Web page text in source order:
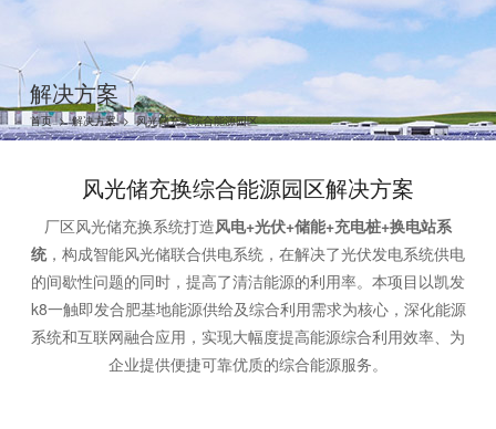
解决方案
首页 > 解决方案 > 风光储充换综合能源园区
风光储充换综合能源园区解决方案
厂区风光储充换系统打造风电+光伏+储能+充电桩+换电站系
统，构成智能风光储联合供电系统，在解决了光伏发电系统供电
的间歇性问题的同时，提高了清洁能源的利用率。本项目以凯发
k8一触即发合肥基地能源供给及综合利用需求为核心，深化能源
系统和互联网融合应用，实现大幅度提高能源综合利用效率、为
企业提供便捷可靠优质的综合能源服务。